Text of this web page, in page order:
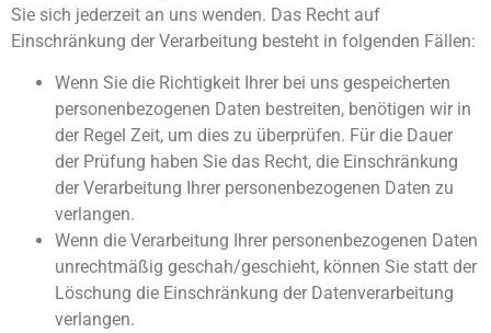
Sie sich jederzeit an uns wenden. Das Recht auf
Einschränkung der Verarbeitung besteht in folgenden Fällen:
Wenn Sie die Richtigkeit Ihrer bei uns gespeicherten
personenbezogenen Daten bestreiten, benötigen wir in
der Regel Zeit, um dies zu überprüfen. Für die Dauer
der Prüfung haben Sie das Recht, die Einschränkung
der Verarbeitung Ihrer personenbezogenen Daten zu
verlangen.
Wenn die Verarbeitung Ihrer personenbezogenen Daten
unrechtmäßig geschah/geschieht, können Sie statt der
Löschung die Einschränkung der Datenverarbeitung
verlangen.